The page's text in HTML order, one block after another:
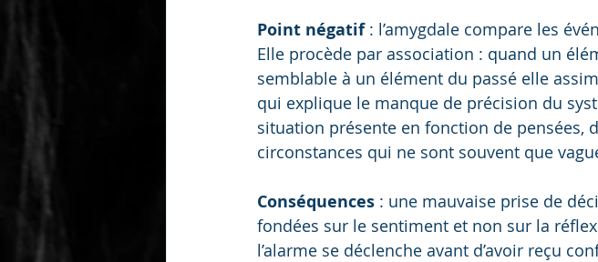
Point négatif : l’amygdale compare les
Elle procède par association : quand un
semblable à un élément du passé elle
qui explique le manque de précision du
situation présente en fonction de pensées,
circonstances qui ne sont souvent que
Conséquences : une mauvaise prise de
fondées sur le sentiment et non sur la
l’alarme se déclenche avant d’avoir reçu